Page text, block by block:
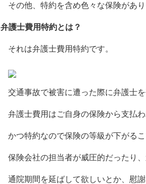
その他、特約を含め色々な保険があ
弁護士費用特約とは？
それは弁護士費用特約です。
交通事故で被害に遭った際に弁護士
弁護士費用はご自身の保険から支払
かつ特約なので保険の等級が下がるこ
保険会社の担当者が威圧的だったり
通院期間を延ばして欲しいとか、慰